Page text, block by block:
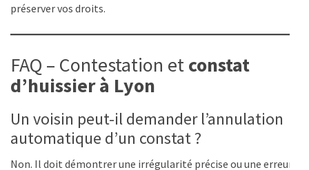
préserver vos droits.
FAQ – Contestation etconstat
d’huissier à Lyon
Un voisin peut-il demander l’annulation
automatique d’un constat ?
Non. Il doit démontrer une irrégularité précise ou une erreur